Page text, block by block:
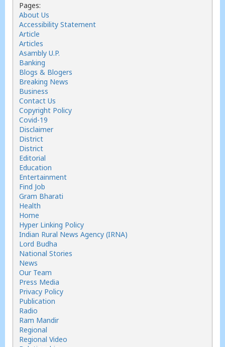
Pages:
About Us
Accessibility Statement
Article
Articles
Asambly U.P.
Banking
Blogs & Blogers
Breaking News
Business
Contact Us
Copyright Policy
Covid-19
Disclaimer
District
District
Editorial
Education
Entertainment
Find Job
Gram Bharati
Health
Home
Hyper Linking Policy
Indian Rural News Agency (IRNA)
Lord Budha
National Stories
News
Our Team
Press Media
Privacy Policy
Publication
Radio
Ram Mandir
Regional
Regional Video